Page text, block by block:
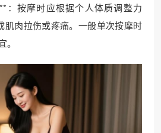
：按摩时应根据个人体质调整力
肌肉拉伤或疼痛。一般单次按摩时